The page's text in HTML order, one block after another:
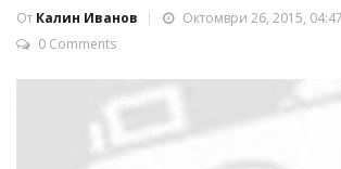
От Калин Иванов
Октомври 26, 2015,
0 Comments